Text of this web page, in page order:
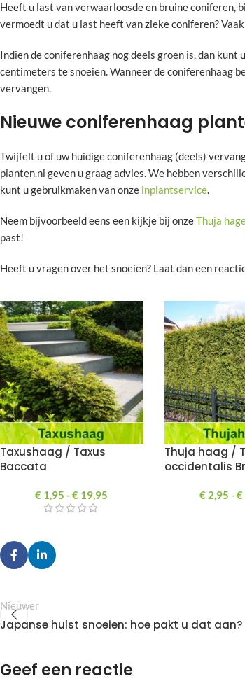
Heeft u last van verwaarloosde en bruine coniferen,
vermoedt u dat u last heeft van zieke coniferen?
Indien de coniferenhaag nog deels groen is, dan
centimeters te snoeien. Wanneer de coniferenhaag
vervangen.
Nieuwe coniferenhaag
Twijfelt u of uw huidige coniferenhaag (deels)
planten.nl geven u graag advies. We hebben
kunt u gebruikmaken van onze inplantservice.
Neem bijvoorbeeld eens een kijkje bij onzeThuja
past!
Heeft u vragen over het snoeien? Laat dan een
Taxushaag / Taxus
Baccata
€ 1,95 -€ 19,95
Thuja haag /
occidentalis
€ 2,95 -€
Nieuwer
Japanse hulst snoeien: hoe pakt u dat aan?
Geef een reactie